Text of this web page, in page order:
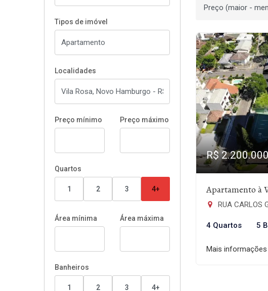
Tipos de imóvel
Localidades
Preço mínimo Preço máximo
Quartos
1 2 3 4+
Área mínima Área máxima
Banheiros
1 2 3 4+
Ordenar por
R$
Apartamento à
RUA CARLOS
4 Quartos 5
Mais informações